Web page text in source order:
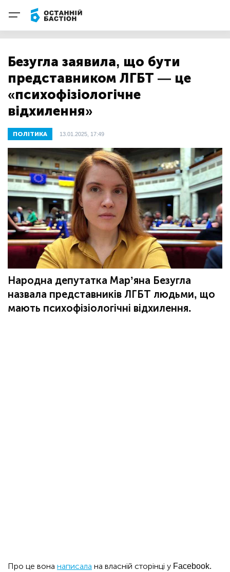
Безугла заявила, що бути
представником ЛГБТ — це
«психофізіологічне
відхилення»
ПОЛІТИКА 13.01.2025, 17:49
Народна депутатка Мар’яна Безугла
назвала представників ЛГБТ людьми, що
мають психофізіологічні відхилення.
Про це вона написала на власній сторінці у Facebook.